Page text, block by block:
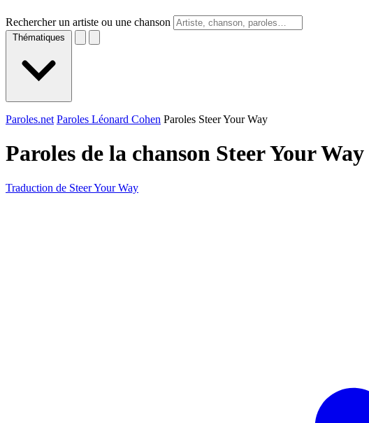
Rechercher un artiste ou une chanson
Thématiques
Paroles.net Paroles Léonard Cohen Paroles Steer Your Way
Paroles de la chanson Steer Your
Traduction de Steer Your Way